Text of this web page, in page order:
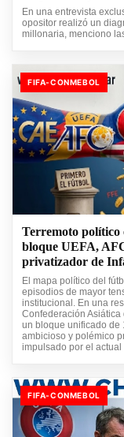
En una entrevista
opositor realizó un
millonaria, menciono
FIFA-CONMEBOL
Terremoto político
bloque UEFA,
privatizador de
El mapa político del
episodios de mayor
institucional. En una
Confederación Asiática
un bloque unificado de
ambicioso y polémico
impulsado por el actual
FIFA-CONMEBOL